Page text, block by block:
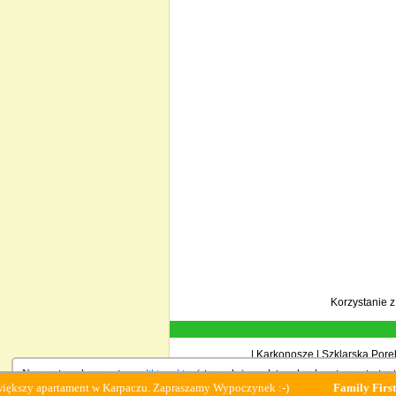
Korzystanie
|Karkonosze|Szklarska
Na stronie wykorzystujemypliki cookies(ciasteczka), zgodnie z aktualnymi
w Karpaczu. Zapraszamy Wypoczynek :-) Family First